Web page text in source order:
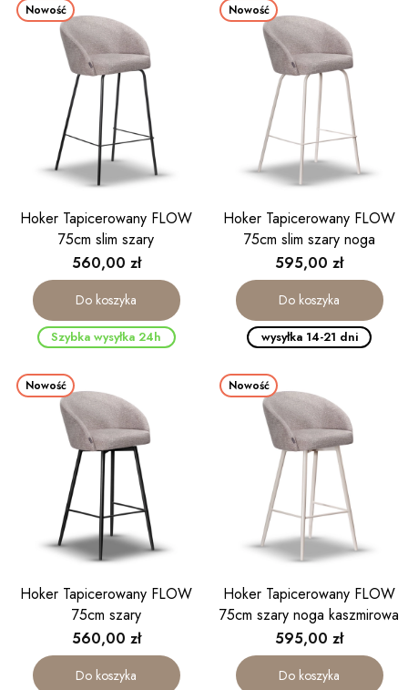
Nowość
Hoker Tapicerowany FLOW
75cm slim szary
Cena
560,00 zł
Do koszyka
Szybka wysyłka 24h
Nowość
Hoker Tapicerowany FLOW
75cm slim szary noga
kaszmirowa
Cena
595,00 zł
Do koszyka
wysyłka 14-21 dni
Nowość
Hoker Tapicerowany FLOW
75cm szary
Cena
560,00 zł
Do koszyka
Nowość
Hoker Tapicerowany FLOW
75cm szary noga kaszmirowa
Cena
595,00 zł
Do koszyka